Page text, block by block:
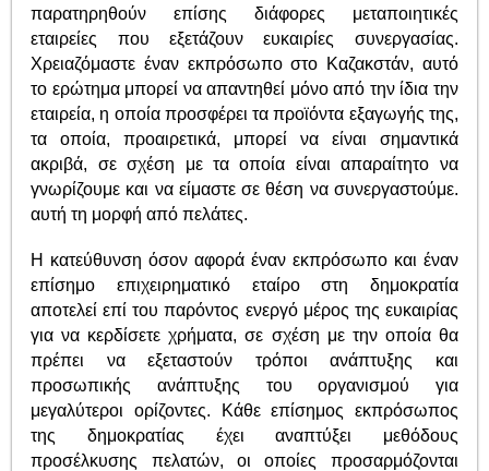
παρατηρηθούν επίσης διάφορες μεταποιητικές
εταιρείες που εξετάζουν ευκαιρίες συνεργασίας.
Χρειαζόμαστε έναν εκπρόσωπο στο Καζακστάν, αυτό
το ερώτημα μπορεί να απαντηθεί μόνο από την ίδια την
εταιρεία, η οποία προσφέρει τα προϊόντα εξαγωγής της,
τα οποία, προαιρετικά, μπορεί να είναι σημαντικά
ακριβά, σε σχέση με τα οποία είναι απαραίτητο να
γνωρίζουμε και να είμαστε σε θέση να συνεργαστούμε.
αυτή τη μορφή από πελάτες.
Η κατεύθυνση όσον αφορά έναν εκπρόσωπο και έναν
επίσημο επιχειρηματικό εταίρο στη δημοκρατία
αποτελεί επί του παρόντος ενεργό μέρος της ευκαιρίας
για να κερδίσετε χρήματα, σε σχέση με την οποία θα
πρέπει να εξεταστούν τρόποι ανάπτυξης και
προσωπικής ανάπτυξης του οργανισμού για
μεγαλύτεροι ορίζοντες. Κάθε επίσημος εκπρόσωπος
της δημοκρατίας έχει αναπτύξει μεθόδους
προσέλκυσης πελατών, οι οποίες προσαρμόζονται